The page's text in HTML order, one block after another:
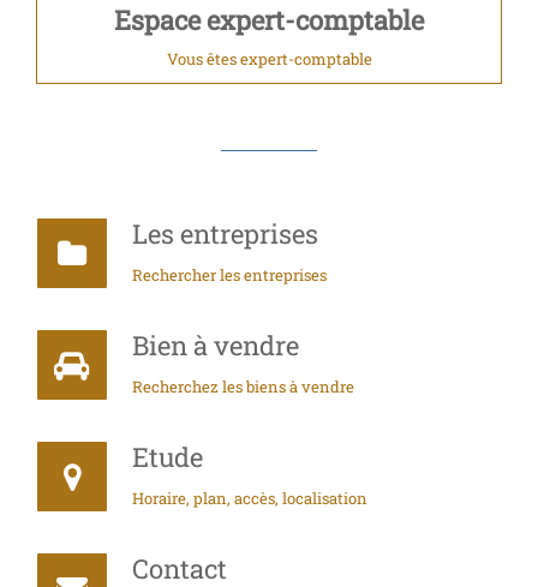
Espace expert-comptable
Vous êtes expert-comptable
Les entreprises
Rechercher les entreprises
Bien à vendre
Recherchez les biens à vendre
Etude
Horaire, plan, accès, localisation
Contact